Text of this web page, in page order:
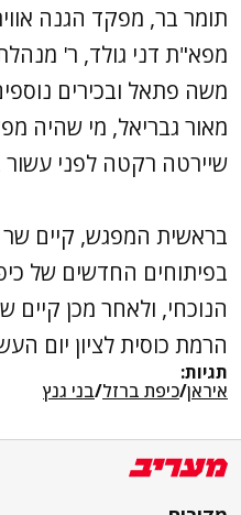
תומר בר, מפקד הגנה
מפא"ת דני גולד, ר'
משה פתאל ובכירים
מאור גבריאל, מי שהיה
שיירטה רקטה לפני עשור
בראשית המפגש, קיים שר
בפיתוחים החדשים של
הנוכחי, ולאחר מכן קיים
הרמת כוסית לציון יום
תגיות:
איראן/כיפת ברזל/בני גנץ